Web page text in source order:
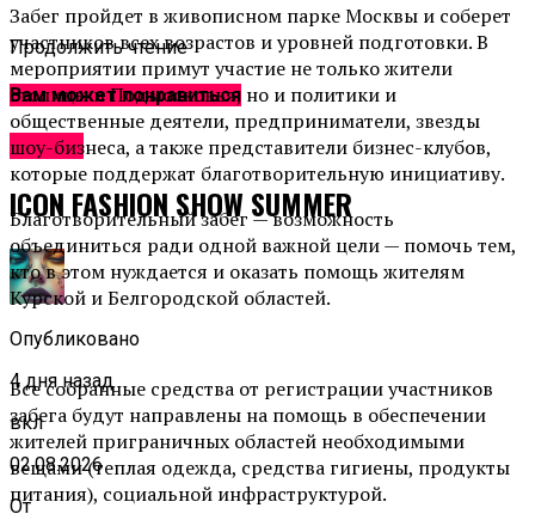
Забег пройдет в живописном парке Москвы и соберет
участников всех возрастов и уровней подготовки. В
мероприятии примут участие не только жители
столицы и Подмосковья, но и политики и
общественные деятели, предприниматели, звезды
шоу-бизнеса, а также представители бизнес-клубов,
которые поддержат благотворительную инициативу.
Благотворительный забег — возможность
объединиться ради одной важной цели — помочь тем,
кто в этом нуждается и оказать помощь жителям
Курской и Белгородской областей.
Все собранные средства от регистрации участников
забега будут направлены на помощь в обеспечении
жителей приграничных областей необходимыми
вещами (теплая одежда, средства гигиены, продукты
питания), социальной инфраструктурой.
Продолжить чтение
Вам может понравиться
Афиша
ICON FASHION SHOW SUMMER
Опубликовано
4 дня назад
вкл
02.08.2026
От